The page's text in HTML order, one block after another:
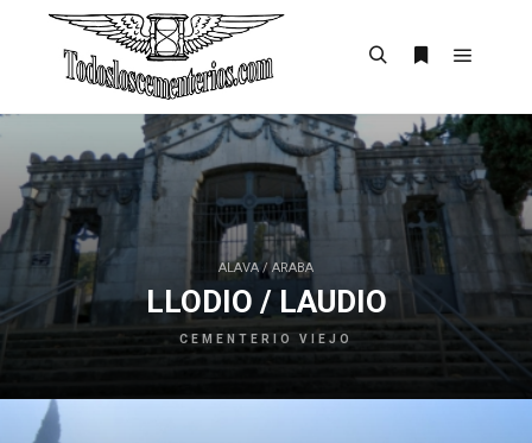
ALAVA / ARABA
LLODIO / LAUDIO
CEMENTERIO VIEJO